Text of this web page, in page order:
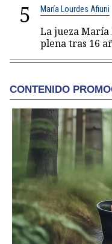
5 María Lourdes Afiuni
La jueza
plena tras 16